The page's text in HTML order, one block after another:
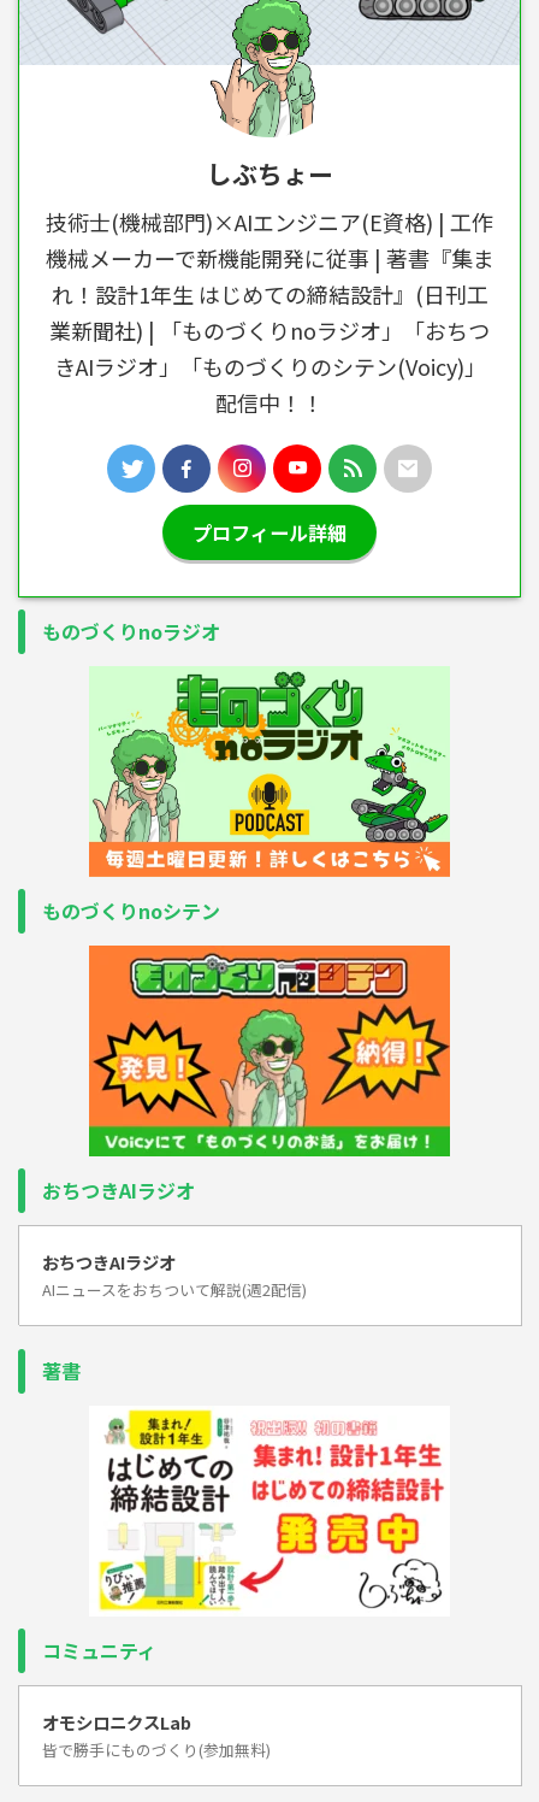
しぶちょー
技術士(機械部門)×AIエンジニア(E資格) | 工作
機械メーカーで新機能開発に従事 | 著書『集ま
れ！設計1年生 はじめての締結設計』(日刊工
業新聞社) | 「ものづくりnoラジオ」「おちつ
きAIラジオ」「ものづくりのシテン(Voicy)」
配信中！！
プロフィール詳細
ものづくりnoラジオ
ものづくりnoシテン
おちつきAIラジオ
おちつきAIラジオ
AIニュースをおちついて解説(週2配信)
著書
コミュニティ
オモシロニクスLab
皆で勝手にものづくり(参加無料)